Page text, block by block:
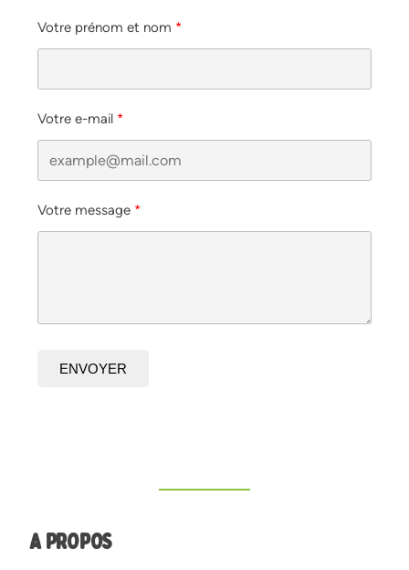
Votre prénom et nom
Votre e-mail
Votre message
ENVOYER
A PROPOS